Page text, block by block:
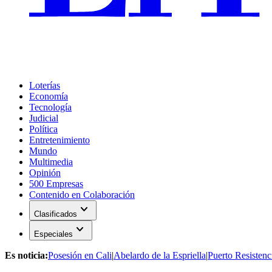
Loterías
Economía
Tecnología
Judicial
Política
Entretenimiento
Mundo
Multimedia
Opinión
500 Empresas
Contenido en Colaboración
Clasificados expand_more
Especiales expand_more
Es noticia:Posesión en Cali|Abelardo de la Espriella|Puerto